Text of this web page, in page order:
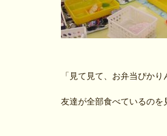
「見て見て、お弁当ぴかり
友達が全部食べているの